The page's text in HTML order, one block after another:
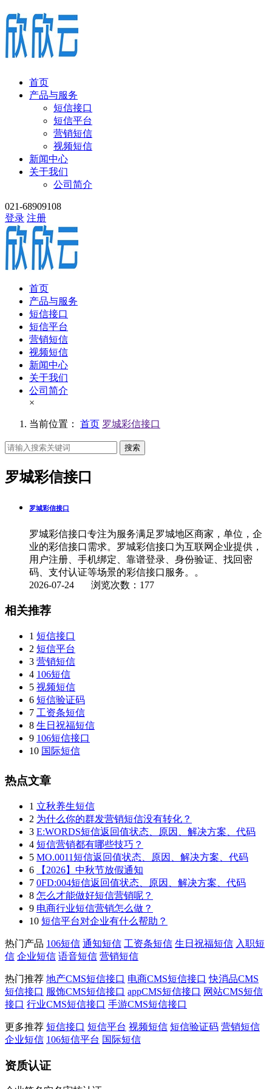
首页
产品与服务
短信接口
短信平台
营销短信
视频短信
新闻中心
关于我们
公司简介
021-68909108
登录 注册
首页
产品与服务
短信接口
短信平台
营销短信
视频短信
新闻中心
关于我们
公司简介
×
当前位置： 首页 罗城彩信接口
搜索
罗城彩信接口
罗城彩信接口
罗城彩信接口专注为服务满足罗城地区商家，单位，企
业的彩信接口需求。罗城彩信接口为互联网企业提供，
用户注册、手机绑定、靠谱登录、身份验证、找回密
码、支付认证等场景的彩信接口服务。。
2026-07-24 浏览次数：177
相关推荐
1 短信接口
2 短信平台
3 营销短信
4 106短信
5 视频短信
6 短信验证码
7 工资条短信
8 生日祝福短信
9 106短信接口
10 国际短信
热点文章
1 立秋养生短信
2 为什么你的群发营销短信没有转化？
3 E:WORDS短信返回值状态、原因、解决方案、代码
4 短信营销都有哪些技巧？
5 MO.0011短信返回值状态、原因、解决方案、代码
6
【2026】中秋节放假通知
7 0FD:004短信返回值状态、原因、解决方案、代码
8 怎么才能做好短信营销呢？
9 电商行业短信营销怎么做？
10 短信平台对企业有什么帮助？
热门产品 106短信 通知短信 工资条短信 生日祝福短信 入职短
信 企业短信 语音短信 营销短信
热门推荐 地产CMS短信接口 电商CMS短信接口 快消品CMS
短信接口 服饰CMS短信接口 appCMS短信接口 网站CMS短信
接口 行业CMS短信接口 手游CMS短信接口
更多推荐 短信接口 短信平台 视频短信 短信验证码 营销短信
企业短信 106短信平台 国际短信
资质认证